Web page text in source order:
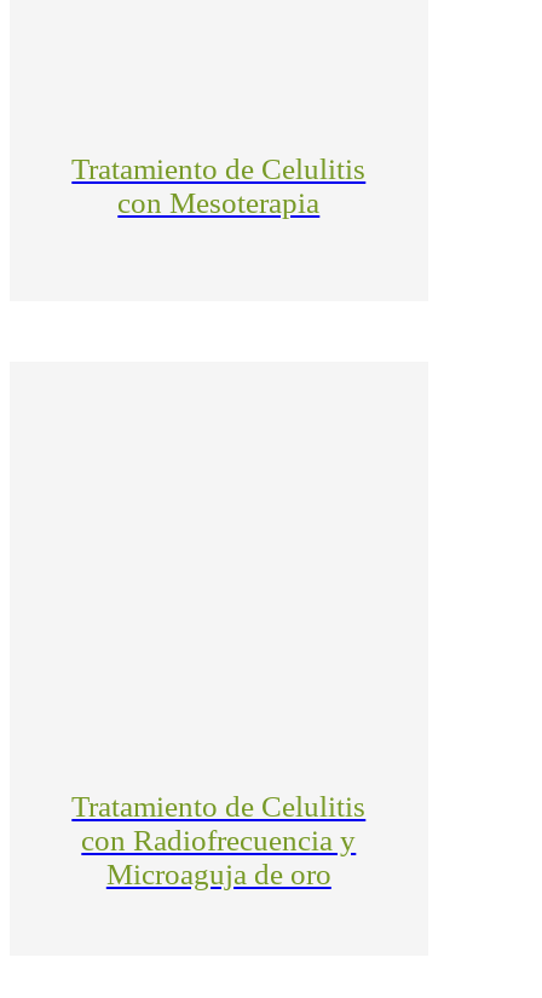
Tratamiento de Celulitis
con Mesoterapia
Tratamiento de Celulitis
con Radiofrecuencia y
Microaguja de oro